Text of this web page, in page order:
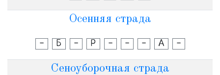
Осенняя страда
- Б - Р - - - А -
Сеноуборочная страда